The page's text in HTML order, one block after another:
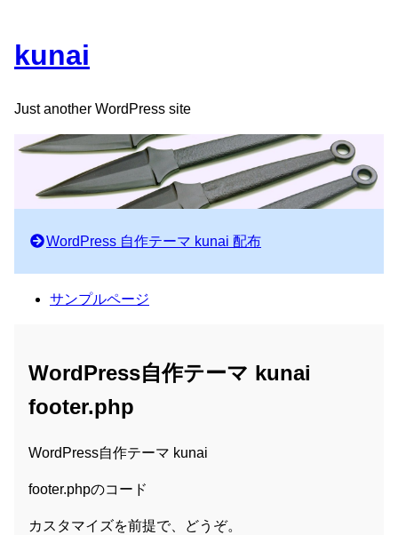
kunai
Just another WordPress site
WordPress 自作テーマ kunai 配布
サンプルページ
WordPress自作テーマ kunai
footer.php
WordPress自作テーマ kunai
footer.phpのコード
カスタマイズを前提で、どうぞ。